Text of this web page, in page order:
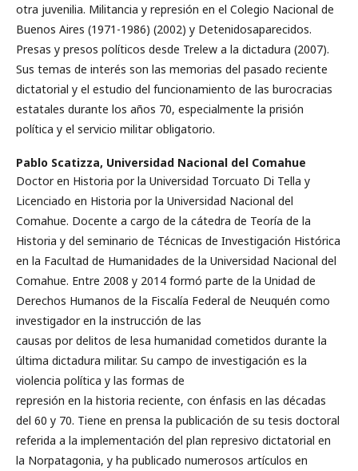
otra juvenilia. Militancia y represión en el Colegio Nacional de
Buenos Aires (1971-1986) (2002) y Detenidosaparecidos.
Presas y presos políticos desde Trelew a la dictadura (2007).
Sus temas de interés son las memorias del pasado reciente
dictatorial y el estudio del funcionamiento de las burocracias
estatales durante los años 70, especialmente la prisión
política y el servicio militar obligatorio.
Pablo Scatizza, Universidad Nacional del Comahue
Doctor en Historia por la Universidad Torcuato Di Tella y
Licenciado en Historia por la Universidad Nacional del
Comahue. Docente a cargo de la cátedra de Teoría de la
Historia y del seminario de Técnicas de Investigación Histórica
en la Facultad de Humanidades de la Universidad Nacional del
Comahue. Entre 2008 y 2014 formó parte de la Unidad de
Derechos Humanos de la Fiscalía Federal de Neuquén como
investigador en la instrucción de las
causas por delitos de lesa humanidad cometidos durante la
última dictadura militar. Su campo de investigación es la
violencia política y las formas de
represión en la historia reciente, con énfasis en las décadas
del 60 y 70. Tiene en prensa la publicación de su tesis doctoral
referida a la implementación del plan represivo dictatorial en
la Norpatagonia, y ha publicado numerosos artículos en